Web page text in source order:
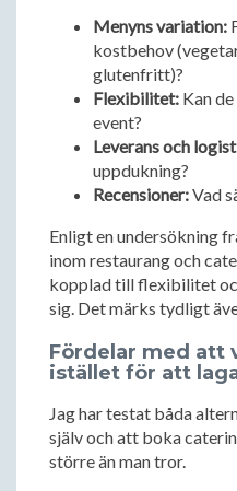
Menyns variation:
kostbehov
glutenfritt)?
Flexibilitet: Kan
event?
Leverans och
uppdukning?
Recensioner:Vad
Enligt en undersökning
inom restaurang och
kopplad till flexibilitet
sig. Det märks tydligt
Fördelar med att
istället för att
Jag har testat båda
själv och att boka
större än man tror.